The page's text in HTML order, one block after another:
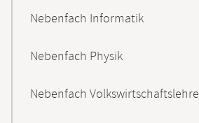
Nebenfach Informatik
Nebenfach Physik
Nebenfach Volkswirtschaftslehre